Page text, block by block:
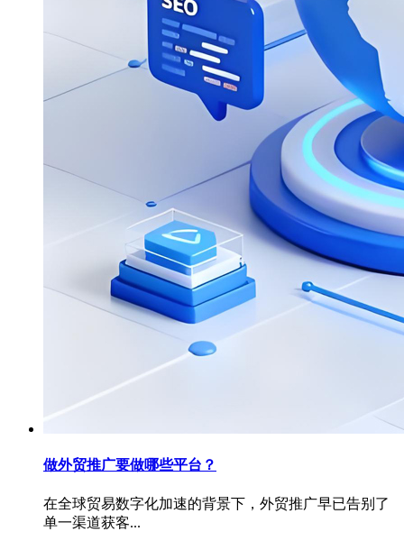
做外贸推广要做哪些平台？
在全球贸易数字化加速的背景下，外贸推广早已告别了
单一渠道获客...